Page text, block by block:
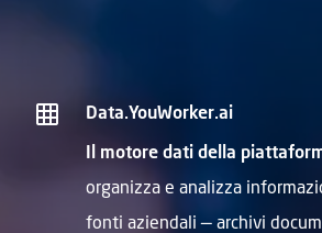
Data.YouWorker.ai
Il motore dati della
organizza e analizza
fonti aziendali — archivi